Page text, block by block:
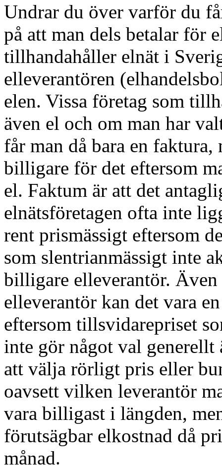
Undrar du över varför du
på att man dels betalar för
tillhandahåller elnät i
elleverantören
elen. Vissa företag som
även el och om man har
får man då bara en
billigare för det eftersom
el. Faktum är att det
elnätsföretagen ofta inte
rent prismässigt eftersom
som slentrianmässigt inte
billigare elleverantör.
elleverantör kan det vara
eftersom tillsvidarepriset
inte gör något val generellt
att välja rörligt pris eller
oavsett vilken leverantör
vara billigast i längden,
förutsägbar elkostnad då
månad.